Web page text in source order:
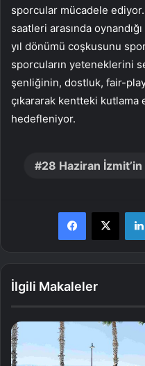
sporcular mücadele ediyor.
saatleri arasında
yıl dönümü coşkusunu
sporcuların yeteneklerini
şenliğinin, dostluk, fair-
çıkararak kentteki kutlama
hedefleniyor.
28 Haziran
İlgili Makaleler